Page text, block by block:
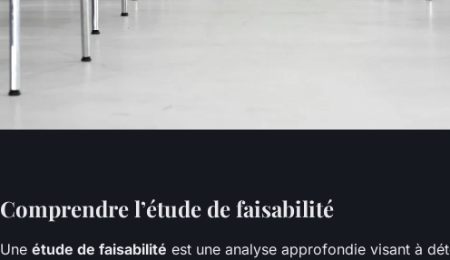
Comprendre l’étude de faisabilité
Une étude de faisabilité est une analyse approfondie visant à